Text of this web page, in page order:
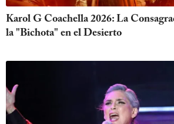
Karol G Coachella 2026: La
la "Bichota" en el Desierto